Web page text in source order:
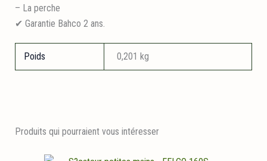
– La perche
✔ Garantie Bahco 2 ans.
Poids 0,201 kg
Produits qui pourraient vous intéresser